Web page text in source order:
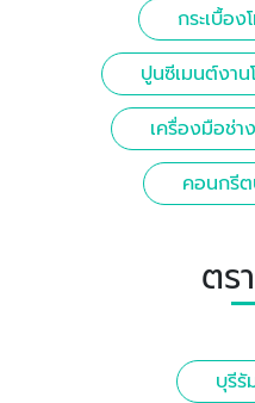
กระเบื้อ
ปูนซีเมนต์งา
เครื่องมือช่
คอนกรี
ตร
บุรีรั